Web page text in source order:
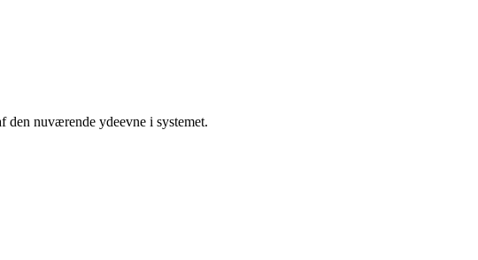
den nuværende ydeevne i systemet.